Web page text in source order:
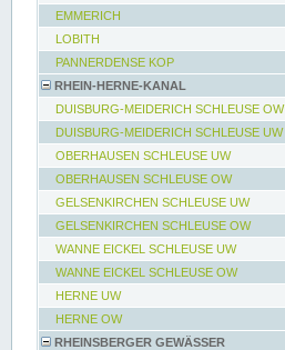
EMMERICH
LOBITH
PANNERDENSE KOP
RHEIN-HERNE-KANAL
DUISBURG-MEIDERICH SCHLEUSE OW
DUISBURG-MEIDERICH SCHLEUSE UW
OBERHAUSEN SCHLEUSE UW
OBERHAUSEN SCHLEUSE OW
GELSENKIRCHEN SCHLEUSE UW
GELSENKIRCHEN SCHLEUSE OW
WANNE EICKEL SCHLEUSE UW
WANNE EICKEL SCHLEUSE OW
HERNE UW
HERNE OW
RHEINSBERGER GEWÄSSER